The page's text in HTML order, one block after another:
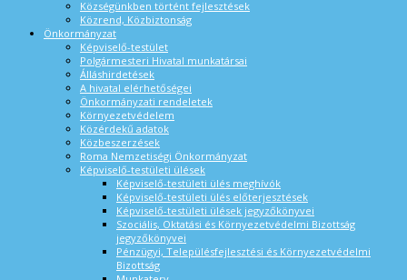
Községünkben történt fejlesztések
Közrend, Közbiztonság
Önkormányzat
Képviselő-testület
Polgármesteri Hivatal munkatársai
Álláshirdetések
A hivatal elérhetőségei
Önkormányzati rendeletek
Környezetvédelem
Közérdekű adatok
Közbeszerzések
Roma Nemzetiségi Önkormányzat
Képviselő-testületi ülések
Képviselő-testületi ülés meghívók
Képviselő-testületi ülés előterjesztések
Képviselő-testületi ülések jegyzőkönyvei
Szociális, Oktatási és Környezetvédelmi Bizottság
jegyzőkönyvei
Pénzügyi, Településfejlesztési és Környezetvédelmi
Bizottság